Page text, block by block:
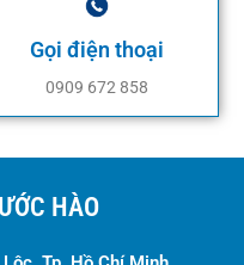
Gọi điện thoại
0909 672 858
HÀO